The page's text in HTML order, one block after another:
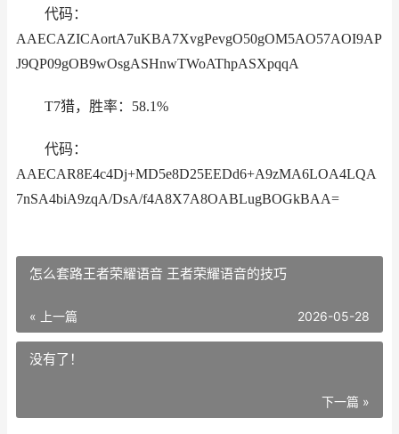
代码：
AAECAZICAortA7uKBA7XvgPevgO50gOM5AO57AOI9AP
J9QP09gOB9wOsgASHnwTWoAThpASXpqqA
T7猎，胜率：58.1%
代码：
AAECAR8E4c4Dj+MD5e8D25EEDd6+A9zMA6LOA4LQA
7nSA4biA9zqA/DsA/f4A8X7A8OABLugBOGkBAA=
怎么套路王者荣耀语音 王者荣耀语音的技巧
« 上一篇 2026-05-28
没有了！
下一篇 »